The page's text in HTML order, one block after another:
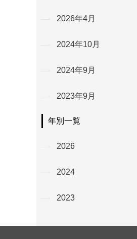
2026年4月
2024年10月
2024年9月
2023年9月
年別一覧
2026
2024
2023